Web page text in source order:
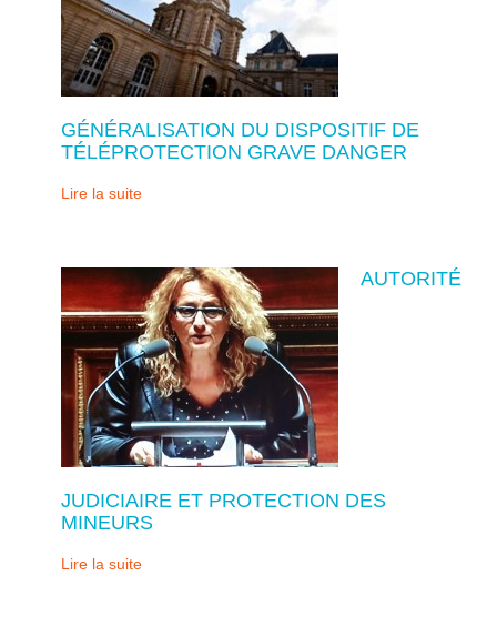
GÉNÉRALISATION DU DISPOSITIF DE
TÉLÉPROTECTION GRAVE DANGER
Lire la suite
AUTORITÉ
JUDICIAIRE ET PROTECTION DES
MINEURS
Lire la suite